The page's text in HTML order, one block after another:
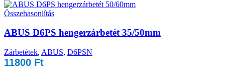
Összehasonlítás
ABUS D6PS hengerzárbetét 35/50mm
Zárbetétek, ABUS, D6PSN
11800 Ft